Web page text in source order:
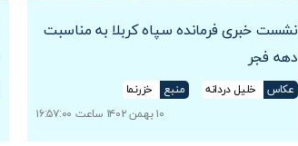
نشست خبری فرمانده سپاه کربلا به مناسبت
دهه فجر
عکاس خلیل دردانه منبع
خزرنما
۱۰ بهمن ۱۴۰۲ ساعت ۱۶:۵۷:۰۰